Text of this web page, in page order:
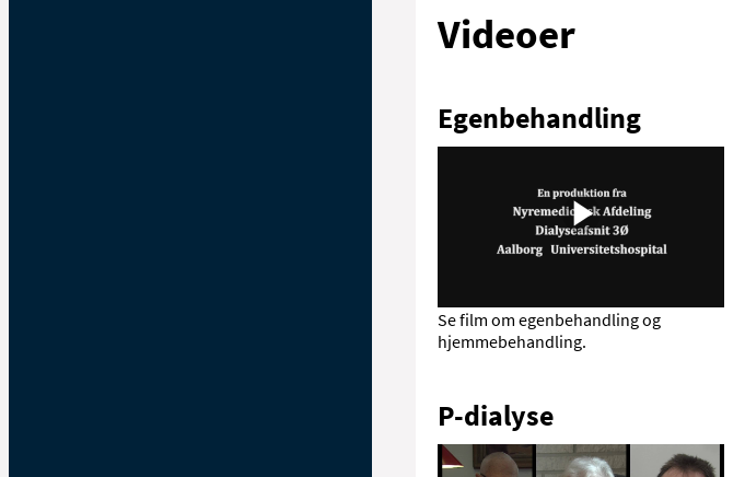
Videoer
Egenbehandling
Se film om egenbehandling og
hjemmebehandling.
P-dialyse